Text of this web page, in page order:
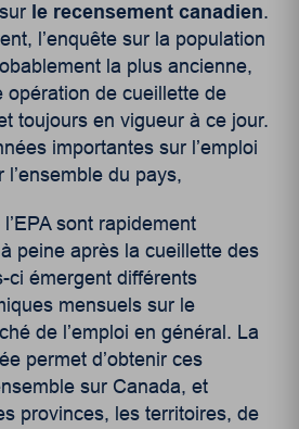
le recensement canadien.
l’enquête sur la population
la plus ancienne,
opération de cueillette de
toujours en vigueur à ce jour.
importantes sur l’emploi
du pays,
sont rapidement
peine après la cueillette des
ci émergent différents
mensuels sur le
de l’emploi en général. La
permet d’obtenir ces
sur Canada, et
provinces, les territoires, de